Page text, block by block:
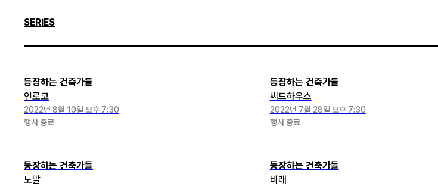
SERIES
등장하는 건축가들
인로코
2022년 8월 10일 오후 7:30
행사 종료
등장하는 건축가들
씨드하우스
2022년 7월 28일 오후 7:30
행사 종료
등장하는 건축가들
노말
등장하는 건축가들
바래